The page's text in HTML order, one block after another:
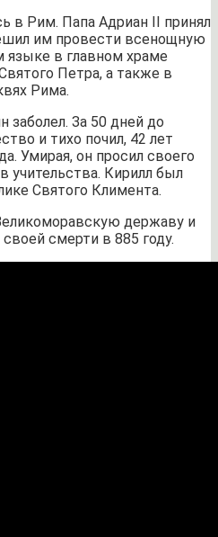
в Рим. Папа Адриан II принял
им провести всенощную
языке в главном храме
Петра, а также в
Рима.
заболел. За 50 дней до
и тихо почил, 42 лет
Умирая, он просил своего
учительства. Кирилл был
Святого Климента.
державу и
смерти в 885 году.